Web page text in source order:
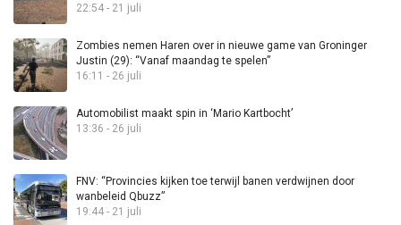
22:54 - 21 juli
Zombies nemen Haren over in nieuwe game van Groninger
Justin (29): “Vanaf maandag te spelen”
16:11 - 26 juli
Automobilist maakt spin in ‘Mario Kartbocht’
13:36 - 26 juli
FNV: “Provincies kijken toe terwijl banen verdwijnen door
wanbeleid Qbuzz”
19:44 - 21 juli